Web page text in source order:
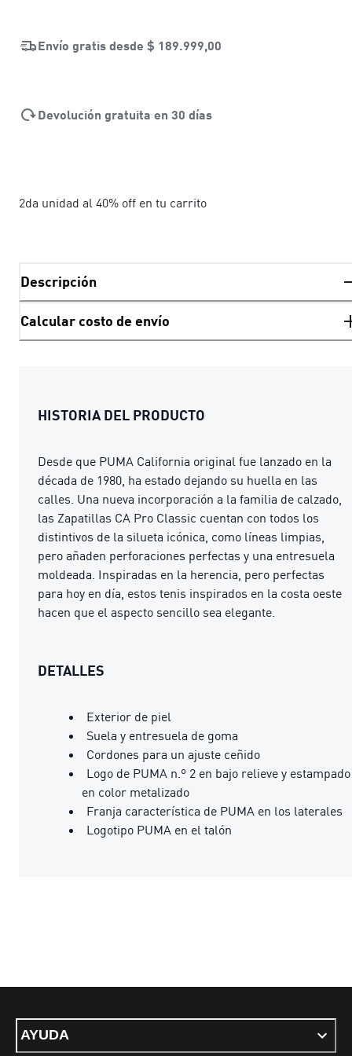
Envío gratis desde $ 189.999,00
Devolución gratuita en 30 días
2da unidad al 40% off en tu carrito
Descripción
Calcular costo de envío
HISTORIA DEL PRODUCTO
Desde que PUMA California original fue lanzado en la
década de 1980, ha estado dejando su huella en las
calles. Una nueva incorporación a la familia de calzado,
las Zapatillas CA Pro Classic cuentan con todos los
distintivos de la silueta icónica, como líneas limpias,
pero añaden perforaciones perfectas y una entresuela
moldeada. Inspiradas en la herencia, pero perfectas
para hoy en día, estos tenis inspirados en la costa oeste
hacen que el aspecto sencillo sea elegante.
DETALLES
Exterior de piel
Suela y entresuela de goma
Cordones para un ajuste ceñido
Logo de PUMA n.º 2 en bajo relieve y estampado
en color metalizado
Franja característica de PUMA en los laterales
Logotipo PUMA en el talón
AYUDA